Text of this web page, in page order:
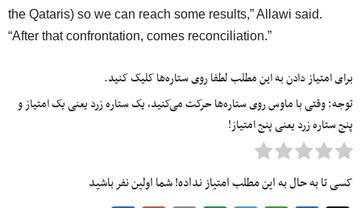
the Qataris) so we can reach some results,” Allawi said.
“After that confrontation, comes reconciliation.”
برای امتیاز دادن به این مطلب لطفا روی ستاره‌ها کلیک کنید.
توجه: وقتی با ماوس روی ستاره‌ها حرکت می‌کنید، یک ستاره زرد یعنی یک امتیاز و
پنج ستاره زرد یعنی پنج امتیاز!
کسی تا به حال به این مطلب امتیاز نداده! شما اولین نفر باشید